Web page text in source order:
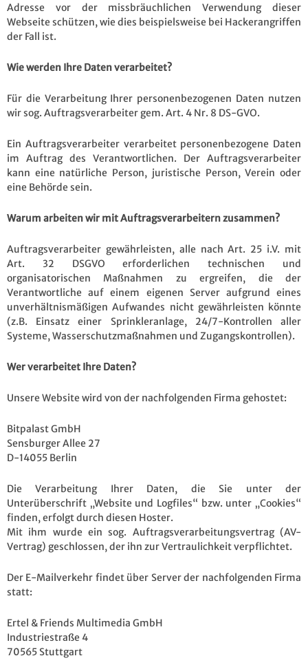
Adresse vor der missbräuchlichen Verwendung dieser
Webseite schützen, wie dies beispielsweise bei Hackerangriffen
der Fall ist.
Wie werden Ihre Daten verarbeitet?
Für die Verarbeitung Ihrer personenbezogenen Daten nutzen
wir sog. Auftragsverarbeiter gem. Art. 4 Nr. 8 DS-GVO.
Ein Auftragsverarbeiter verarbeitet personenbezogene Daten
im Auftrag des Verantwortlichen. Der Auftragsverarbeiter
kann eine natürliche Person, juristische Person, Verein oder
eine Behörde sein.
Warum arbeiten wir mit Auftragsverarbeitern zusammen?
Auftragsverarbeiter gewährleisten, alle nach Art. 25 i.V. mit
Art. 32 DSGVO erforderlichen technischen und
organisatorischen Maßnahmen zu ergreifen, die der
Verantwortliche auf einem eigenen Server aufgrund eines
unverhältnismäßigen Aufwandes nicht gewährleisten könnte
(z.B. Einsatz einer Sprinkleranlage, 24/7-Kontrollen aller
Systeme, Wasserschutzmaßnahmen und Zugangskontrollen).
Wer verarbeitet Ihre Daten?
Unsere Website wird von der nachfolgenden Firma gehostet:
Bitpalast GmbH
Sensburger Allee 27
D-14055 Berlin
Die Verarbeitung Ihrer Daten, die Sie unter der
Unterüberschrift „Website und Logfiles“ bzw. unter „Cookies“
finden, erfolgt durch diesen Hoster.
Mit ihm wurde ein sog. Auftragsverarbeitungsvertrag (AV-
Vertrag) geschlossen, der ihn zur Vertraulichkeit verpflichtet.
Der E-Mailverkehr findet über Server der nachfolgenden Firma
statt:
Ertel & Friends Multimedia GmbH
Industriestraße 4
70565 Stuttgart